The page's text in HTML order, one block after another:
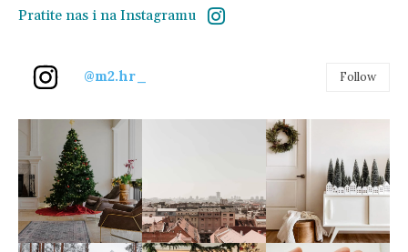
Pratite nas i na Instagramu
@m2.hr_ Follow